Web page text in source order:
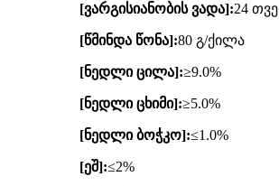
[ვარგისიანობის ვადა]:24 თვე
[წმინდა წონა]:80 გ/ქილა
[ნედლი ცილა]:≥9.0%
[ნედლი ცხიმი]:≥5.0%
[ნედლი ბოჭკო]:≤1.0%
[ეშ]:≤2%